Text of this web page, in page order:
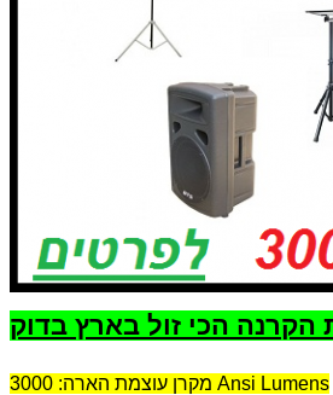
מקרן עוצמת הארה: 3000 Ansi Lumens